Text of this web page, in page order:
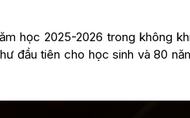
học 2025-2026 trong không
đầu tiên cho học sinh và 80